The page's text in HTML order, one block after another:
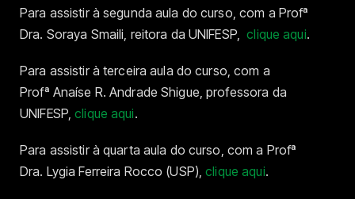
Para assistir à segunda aula do curso, com a Profª
Dra. Soraya Smaili, reitora da UNIFESP,clique aqui.
Para assistir à terceira aula do curso, com a
Profª Anaíse R. Andrade Shigue, professora da
UNIFESP,clique aqui.
Para assistir à quarta aula do curso, com a Profª
Dra. Lygia Ferreira Rocco (USP),clique aqui.